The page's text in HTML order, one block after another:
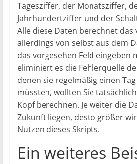
Tagesziffer, der Monatsziffer,
Jahrhundertziffer und der
Alle diese Daten berechnet das
allerdings von selbst aus dem
das vorgesehen Feld eingeben
eliminiert es die Fehlerquelle
denen sie regelmäßig einen
müssten, wollten Sie
Kopf berechnen. Je weiter die
Zukunft liegen, desto größer
Nutzen dieses Skripts.
Ein weiteres